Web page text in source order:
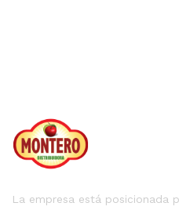
La empresa está posicionada